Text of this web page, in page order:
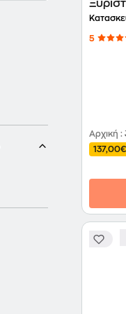
5
Αρχική :
137,00€